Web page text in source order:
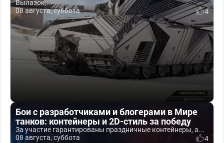
Вылазок,...
08 августа, суббота
4
Бои с разработчиками и блогерами в Мире
танков: контейнеры и 2D-стиль за победу
За участие гарантированы праздничные контейнеры, а...
08 августа, суббота
4